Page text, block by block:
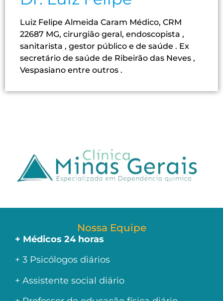
Luiz Felipe Almeida Caram Médico, CRM
22687 MG, cirurgião geral, endoscopista ,
sanitarista , gestor público e de saúde . Ex
secretário de saúde de Ribeirão das Neves ,
Vespasiano entre outros .
Nossa Equipe
+ Médicos 24 horas
+ 3 Psicólogos diários
+ Assistente social diário